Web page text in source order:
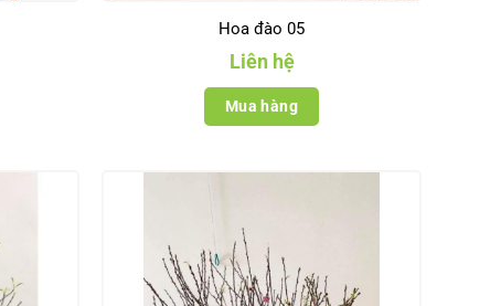
Hoa đào 05
Liên hệ
Mua hàng